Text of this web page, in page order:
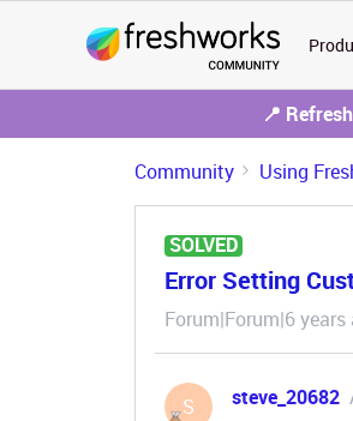
📍
Community Using
SOLVED
Error Setting
Forum|Forum|6 years
S steve_20682